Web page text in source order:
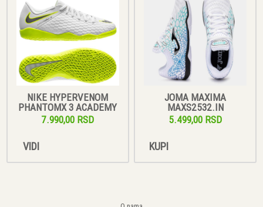
NIKE HYPERVENOM
PHANTOMX 3 ACADEMY
7.990,00 RSD
VIDI
JOMA MAXIMA
MAXS2532.IN
5.499,00 RSD
KUPI